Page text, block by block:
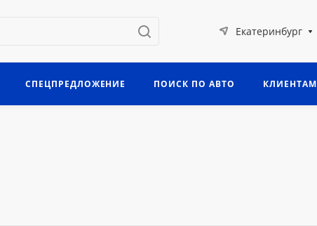
Екатеринбург
СПЕЦПРЕДЛОЖЕНИЕ ПОИСК ПО АВТО КЛИЕНТАМ